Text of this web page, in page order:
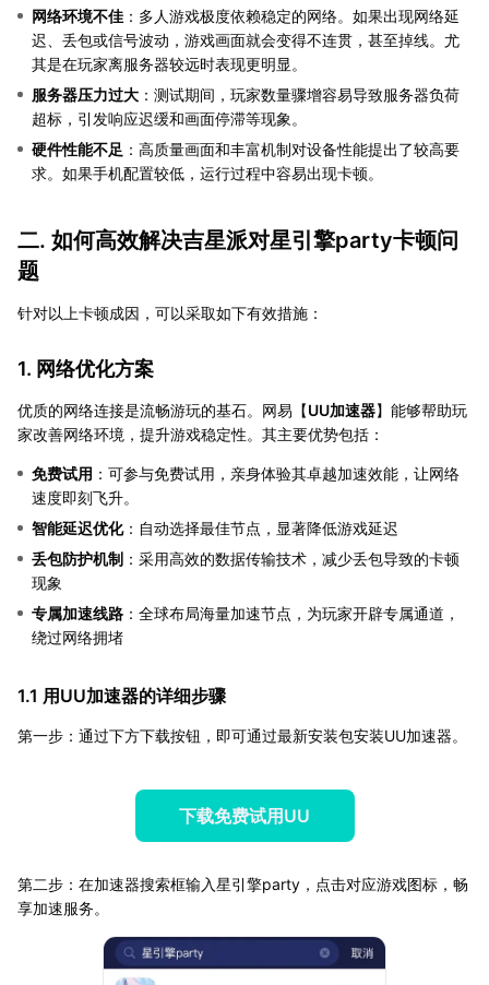
网络环境不佳 ：多人游戏极度依赖稳定的网络。如果出现网络延
迟、丢包或信号波动，游戏画面就会变得不连贯，甚至掉线。尤
其是在玩家离服务器较远时表现更明显。
服务器压力过大 ：测试期间，玩家数量骤增容易导致服务器负荷
超标，引发响应迟缓和画面停滞等现象。
硬件性能不足 ：高质量画面和丰富机制对设备性能提出了较高要
求。如果手机配置较低，运行过程中容易出现卡顿。
二. 如何高效解决吉星派对星引擎party卡顿问
题
针对以上卡顿成因，可以采取如下有效措施：
1. 网络优化方案
优质的网络连接是流畅游玩的基石。网易【UU加速器】能够帮助玩
家改善网络环境，提升游戏稳定性。其主要优势包括：
免费试用 ：可参与免费试用，亲身体验其卓越加速效能，让网络
速度即刻飞升。
智能延迟优化：自动选择最佳节点，显著降低游戏延迟
丢包防护机制 ：采用高效的数据传输技术，减少丢包导致的卡顿
现象
专属加速线路 ：全球布局海量加速节点，为玩家开辟专属通道，
绕过网络拥堵
1.1 用UU加速器的详细步骤
第一步：通过下方下载按钮，即可通过最新安装包安装UU加速器。
下载免费试用UU
第二步：在加速器搜索框输入星引擎party，点击对应游戏图标，畅
享加速服务。